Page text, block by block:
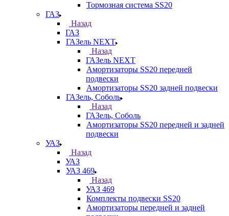
Тормозная система SS20
ГАЗ
Назад
ГАЗ
ГАЗель NEXT
Назад
ГАЗель NEXT
Амортизаторы SS20 передней
подвески
Амортизаторы SS20 задней подвески
ГАЗель, Соболь
Назад
ГАЗель, Соболь
Амортизаторы SS20 передней и задней
подвески
УАЗ
Назад
УАЗ
УАЗ 469
Назад
УАЗ 469
Комплекты подвески SS20
Амортизаторы передней и задней